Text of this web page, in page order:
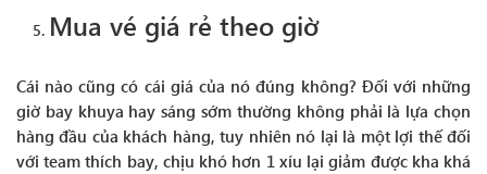
Mua vé giá rẻ theo giờ
Cái nào cũng có cái giá của nó đúng không? Đối với những
giờ bay khuya hay sáng sớm thường không phải là lựa chọn
hàng đầu của khách hàng, tuy nhiên nó lại là một lợi thế đối
với team thích bay, chịu khó hơn 1 xíu lại giảm được kha khá